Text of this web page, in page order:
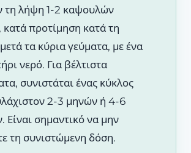
τη λήψη 1-2 καψουλών
κατά προτίμηση κατά τη
τα κύρια γεύματα, με ένα
νερό. Για βέλτιστα
συνιστάται ένας κύκλος
2-3 μηνών ή 4-6
σημαντικό να μην
τη συνιστώμενη δόση.